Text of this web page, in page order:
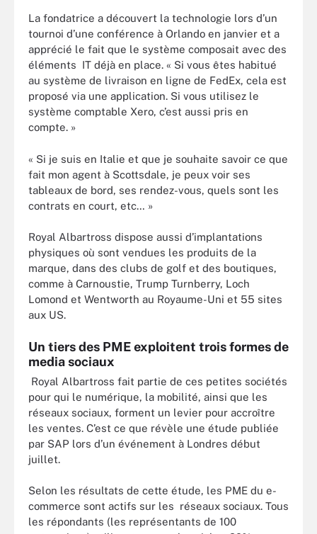
La fondatrice a découvert la technologie lors d’un
tournoi d’une conférence à Orlando en janvier et a
apprécié le fait que le système composait avec des
éléments IT déjà en place. « Si vous êtes habitué
au système de livraison en ligne de FedEx, cela est
proposé via une application. Si vous utilisez le
système comptable Xero, c’est aussi pris en
compte. »
« Si je suis en Italie et que je souhaite savoir ce que
fait mon agent à Scottsdale, je peux voir ses
tableaux de bord, ses rendez-vous, quels sont les
contrats en court, etc… »
Royal Albartross dispose aussi d’implantations
physiques où sont vendues les produits de la
marque, dans des clubs de golf et des boutiques,
comme à Carnoustie, Trump Turnberry, Loch
Lomond et Wentworth au Royaume-Uni et 55 sites
aux US.
Un tiers des PME exploitent trois formes de
media sociaux
Royal Albartross fait partie de ces petites sociétés
pour qui le numérique, la mobilité, ainsi que les
réseaux sociaux, forment un levier pour accroître
les ventes. C’est ce que révèle une étude publiée
par SAP lors d’un événement à Londres début
juillet.
Selon les résultats de cette étude, les PME du e-
commerce sont actifs sur les réseaux sociaux. Tous
les répondants (les représentants de 100